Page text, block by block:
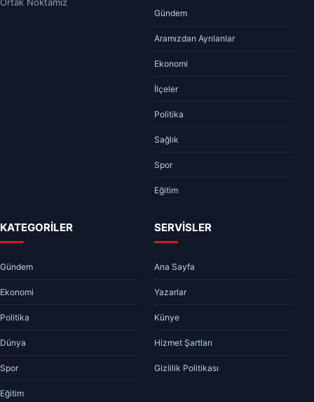
Gündem
Aramızdan Ayrılanlar
Ekonomi
İlçeler
Politika
Sağlık
Spor
Eğitim
KATEGORİLER
Gündem
Ekonomi
Politika
Dünya
Spor
Eğitim
SERVİSLER
Ana Sayfa
Yazarlar
Künye
Hizmet Şartları
Gizlilik Politikası